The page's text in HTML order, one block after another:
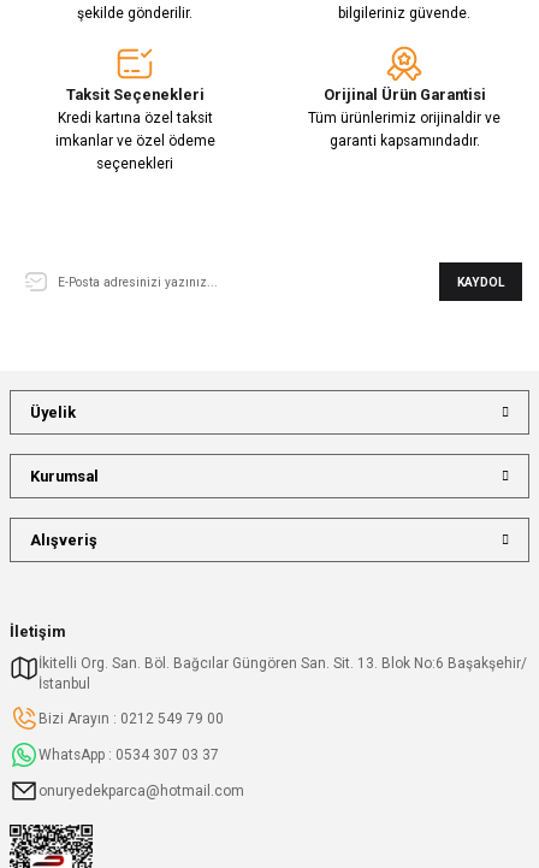
şekilde gönderilir.
bilgileriniz güvende.
Taksit Seçenekleri
Kredi kartına özel taksit
imkanlar ve özel ödeme
seçenekleri
Orijinal Ürün Garantisi
Tüm ürünlerimiz orijinaldir ve
garanti kapsamındadır.
KAYDOL
İletişim
İkitelli Org. San. Böl. Bağcılar Güngören San. Sit. 13. Blok No:6 Başakşehir/
İstanbul
Bizi Arayın : 0212 549 79 00
WhatsApp : 0534 307 03 37
onuryedekparca@hotmail.com
Üyelik
Kurumsal
Alışveriş